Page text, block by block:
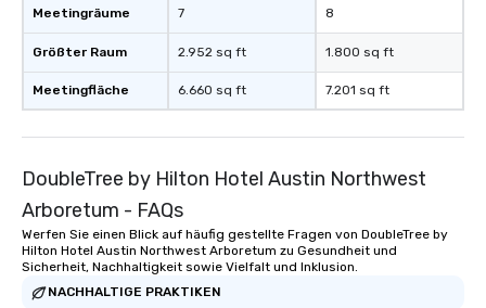
ways to network, but a more convivial
way to do so. Large Groups Welcome
Lip Smacking Foodie Tours is ideal for
groups, small or large. Our
experiences can accommodate
Stress-Free Booking Process Booking
a tour is stress-free and allows you to
enjoy the company of your guests
more easily. You’ll take comfort
Meetingräume
Größter Raum
Meetingfläche
7
2.952 sq ft
6.660 sq ft
8
1.800 sq ft
7.201 sq ft
DoubleTree by Hilton Hotel Austin Northwest
Arboretum - FAQs
Werfen Sie einen Blick auf häufig gestellte Fragen von DoubleTree by
Hilton Hotel Austin Northwest Arboretum zu Gesundheit und
Sicherheit, Nachhaltigkeit sowie Vielfalt und Inklusion.
NACHHALTIGE PRAKTIKEN